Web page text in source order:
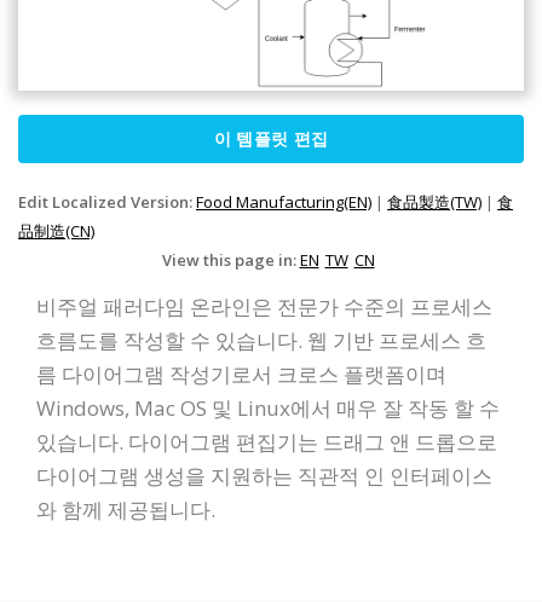
이 템플릿 편집
Edit Localized Version:Food Manufacturing(EN) | 食品製造(TW) | 食
品制造(CN)
View this page in:EN TW CN
비주얼 패러다임 온라인은 전문가 수준의 프로세스
흐름도를 작성할 수 있습니다. 웹 기반 프로세스 흐
름 다이어그램 작성기로서 크로스 플랫폼이며
Windows, Mac OS 및 Linux에서 매우 잘 작동 할 수
있습니다. 다이어그램 편집기는 드래그 앤 드롭으로
다이어그램 생성을 지원하는 직관적 인 인터페이스
와 함께 제공됩니다.